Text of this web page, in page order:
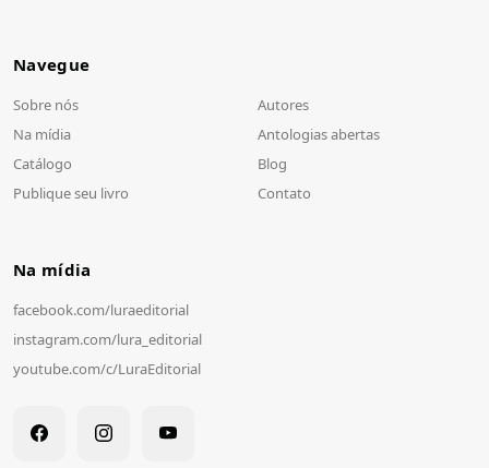
Navegue
Sobre nós
Na mídia
Catálogo
Publique seu livro
Autores
Antologias abertas
Blog
Contato
Na mídia
facebook.com/luraeditorial
instagram.com/lura_editorial
youtube.com/c/LuraEditorial